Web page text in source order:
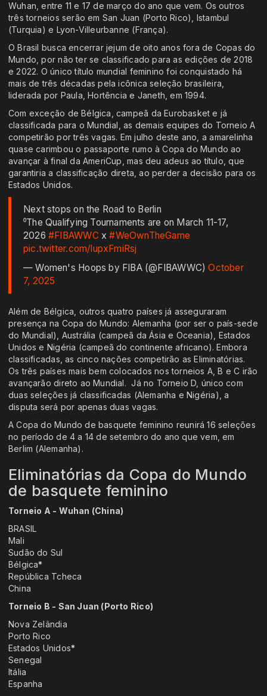
Wuhan, entre 11 e 17 de março do ano que vem. Os outros
três torneios serão em San Juan (Porto Rico), Istambul
(Turquia) e Lyon-Villeurbanne (França).
O Brasil busca encerrar jejum de oito anos fora de Copas do
Mundo, por não ter se classificado para as edições de 2018
e 2022. O único título mundial feminino foi conquistado há
mais de três décadas pela icônica seleção brasileira,
liderada por Paula, Hortência e Janeth, em 1994.
Com exceção de Bélgica, campeã da Eurobasket e já
classificada para o Mundial, as demais equipes do Torneio A
competirão por três vagas. Em julho deste ano, a amarelinha
quase carimbou o passaporte rumo à Copa do Mundo ao
avançar à final da AmeriCup, mas deu adeus ao título, que
garantiria a classificação direta, ao perder a decisão para os
Estados Unidos.
Next stops on the Road to Berlin ️
⁰The Qualifying Tournaments are on March 11-17,
2026 ️#FIBAWWC x#WeOwnTheGame
pic.twitter.com/lupxFmiRsj
— Women's Hoops by FIBA (@FIBAWWC)October
7, 2025
Além de Bélgica, outros quatro países já asseguraram
presença na Copa do Mundo: Alemanha (por ser o país-sede
do Mundial), Austrália (campeã da Ásia e Oceania), Estados
Unidos e Nigéria (campeã do continente africano). Embora
classificadas, as cinco nações competirão as Eliminatórias.
Os três países mais bem colocados nos torneios A, B e C irão
avançarão direto ao Mundial. Já no Torneio D, único com
duas seleções já classificadas (Alemanha e Nigéria), a
disputa será por apenas duas vagas.
A Copa do Mundo de basquete feminino reunirá 16 seleções
no período de 4 a 14 de setembro do ano que vem, em
Berlim (Alemanha).
Eliminatórias da Copa do Mundo
de basquete feminino
Torneio A - Wuhan (China)
BRASIL
Mali
Sudão do Sul
Bélgica*
República Tcheca
China
Torneio B - San Juan (Porto Rico)
Nova Zelândia
Porto Rico
Estados Unidos*
Senegal
Itália
Espanha